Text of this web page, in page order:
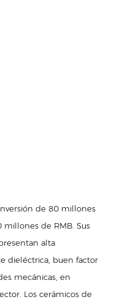
de 80 millones
de RMB. Sus
alta
dieléctrica, buen factor
mecánicas, en
Los cerámicos de